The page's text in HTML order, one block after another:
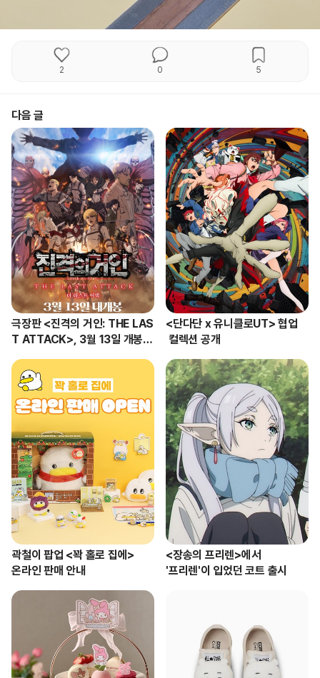
2 0 5
다음 글
극장판 <진격의 거인: THE LAS
T ATTACK>, 3월 13일 개봉
<단다단 x 유니클로UT> 협업
컬렉션 공개
곽철이 팝업 <꽉 홀로 집에>
온라인 판매 안내
<장송의 프리렌>에서
'프리렌'이 입었던 코트 출시